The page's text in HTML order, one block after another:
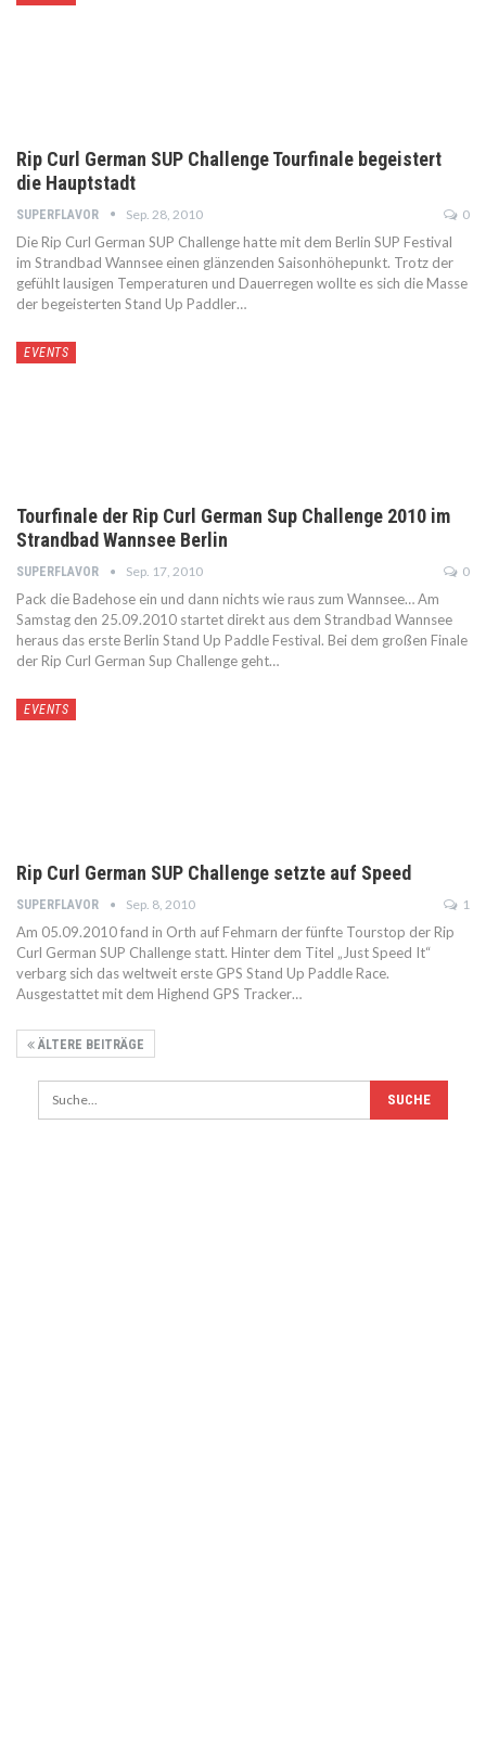
Rip Curl German SUP Challenge Tourfinale begeistert
die Hauptstadt
SUPERFLAVOR Sep. 28, 2010 0
Die Rip Curl German SUP Challenge hatte mit dem Berlin SUP Festival
im Strandbad Wannsee einen glänzenden Saisonhöhepunkt. Trotz der
gefühlt lausigen Temperaturen und Dauerregen wollte es sich die Masse
der begeisterten Stand Up Paddler…
EVENTS
Tourfinale der Rip Curl German Sup Challenge 2010 im
Strandbad Wannsee Berlin
SUPERFLAVOR Sep. 17, 2010 0
Pack die Badehose ein und dann nichts wie raus zum Wannsee… Am
Samstag den 25.09.2010 startet direkt aus dem Strandbad Wannsee
heraus das erste Berlin Stand Up Paddle Festival. Bei dem großen Finale
der Rip Curl German Sup Challenge geht…
EVENTS
Rip Curl German SUP Challenge setzte auf Speed
SUPERFLAVOR Sep. 8, 2010 1
Am 05.09.2010 fand in Orth auf Fehmarn der fünfte Tourstop der Rip
Curl German SUP Challenge statt. Hinter dem Titel „Just Speed It“
verbarg sich das weltweit erste GPS Stand Up Paddle Race.
Ausgestattet mit dem Highend GPS Tracker…
ÄLTERE BEITRÄGE